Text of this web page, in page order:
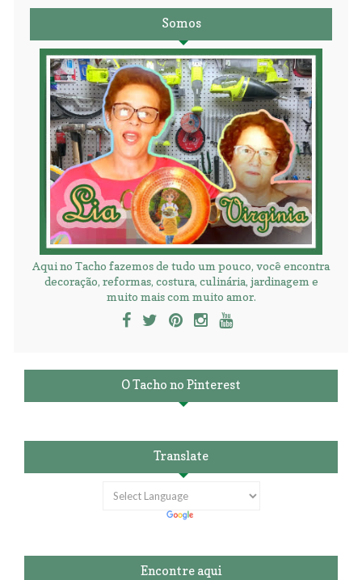
Somos
Aqui no Tacho fazemos de tudo um pouco, você encontra
decoração, reformas, costura, culinária, jardinagem e
muito mais com muito amor.
O Tacho no Pinterest
Translate
Encontre aqui